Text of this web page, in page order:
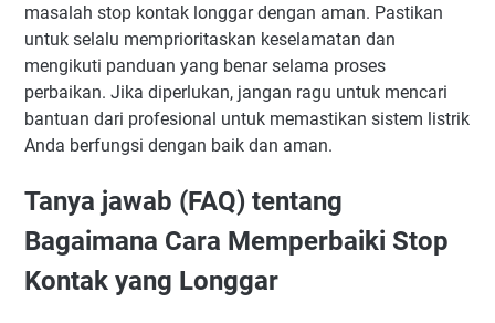
masalah stop kontak longgar dengan aman. Pastikan
untuk selalu memprioritaskan keselamatan dan
mengikuti panduan yang benar selama proses
perbaikan. Jika diperlukan, jangan ragu untuk mencari
bantuan dari profesional untuk memastikan sistem listrik
Anda berfungsi dengan baik dan aman.
Tanya jawab (FAQ) tentang
Bagaimana Cara Memperbaiki Stop
Kontak yang Longgar